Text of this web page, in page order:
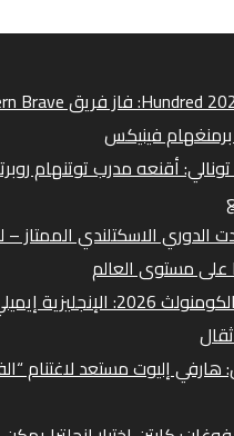
برمنغهام فينيكس
أقنعه مدرب توتنهام
الدوري الاسكتلندي الممتاز –
على مستوى العالم
ألعاب الكومنولث 2026:
هارفي إليوت مستعد لاغتنام